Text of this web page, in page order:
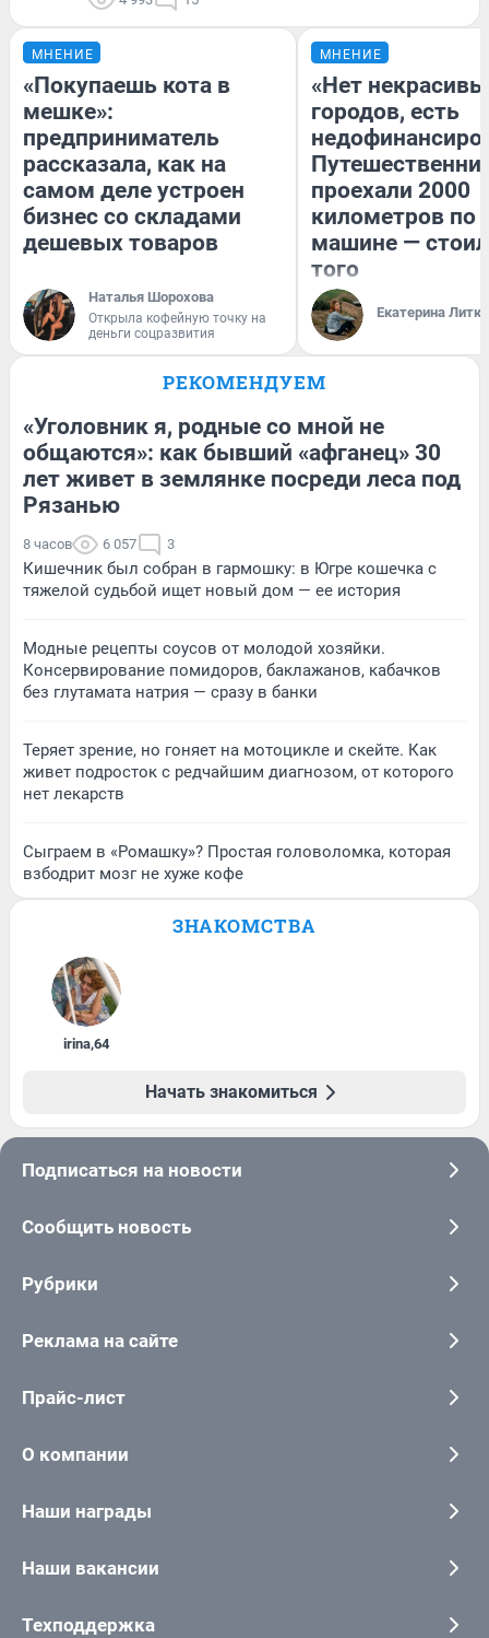
МНЕНИЕ
«Покупаешь кота в
мешке»:
предприниматель
рассказала, как на
самом деле устроен
бизнес со складами
дешевых товаров
Наталья Шорохова
Открыла кофейную точку на
деньги соцразвития
МНЕНИЕ
«Нет
городов, есть
проехали 2000
километров по
машине —
того
Екатерина
РЕКОМЕНДУЕМ
«Уголовник я, родные со мной не
общаются»: как бывший «афганец» 30
лет живет в землянке посреди леса под
Рязанью
8 часов 6 057 3
Кишечник был собран в гармошку: в Югре кошечка с
тяжелой судьбой ищет новый дом — ее история
Модные рецепты соусов от молодой хозяйки.
Консервирование помидоров, баклажанов, кабачков
без глутамата натрия — сразу в банки
Теряет зрение, но гоняет на мотоцикле и скейте. Как
живет подросток с редчайшим диагнозом, от которого
нет лекарств
Сыграем в «Ромашку»? Простая головоломка, которая
взбодрит мозг не хуже кофе
ЗНАКОМСТВА
irina,64
Начать знакомиться
Подписаться на новости
Сообщить новость
Рубрики
Реклама на сайте
Прайс-лист
О компании
Наши награды
Наши вакансии
Техподдержка